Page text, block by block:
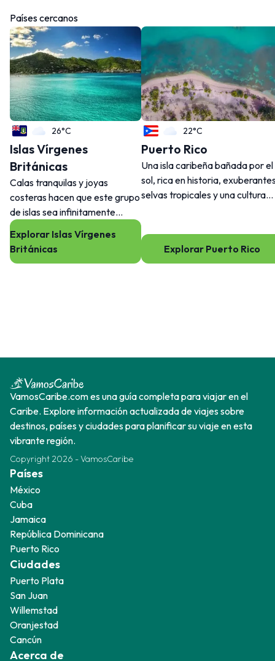
ofreciendo a los viajeros un
verdadero sabor de las Islas
Vírgenes.
Países cercanos
26°C
Islas Vírgenes
Británicas
Calas tranquilas y joyas
costeras hacen que este grupo
de islas sea infinitamente
intrigante.
Explorar Islas Vírgenes
Británicas
22°C
Puerto Rico
Una isla caribeña bañada por el
sol, rica en historia,
selvas tropicales y una cultura
la aventura tropical.
Explorar Puerto Rico
VamosCaribe.com es una guía completa para viajar en el
Caribe. Explore información actualizada de viajes sobre
destinos, países y ciudades para planificar su viaje en esta
vibrante región.
Copyright 2026 -VamosCaribe
Países
México
Cuba
Jamaica
República Dominicana
Puerto Rico
Ciudades
Puerto Plata
San Juan
Willemstad
Oranjestad
Cancún
Acerca de